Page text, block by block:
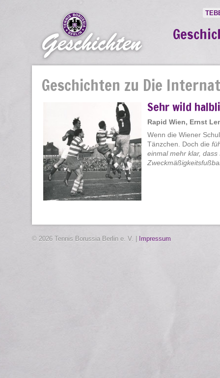
Geschichten zu Die
Sehr wild
Rapid Wien, Ernst
Wenn die Wiener
Tänzchen. Doch die
einmal mehr klar,
© 2026 Tennis Borussia Berlin e. V. | Impressum